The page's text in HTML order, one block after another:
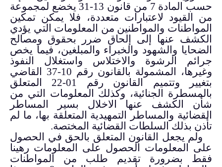
حسب المادة 7 من قانون 13-31 يخضع لمجموعة
من القيود لاعتبارات متعددة، فلا يمكن تمكين
المواطنات والمواطنين من المعلومات التي يؤدي
الكشف عنها إلى إلحاق ضرر بحقوق ومصالح
الضحايا والشهود والخبراء والمبلغين، فيما يخص
جرائم الرشوة والاختلاس واستغلال النفوذ
وغيرها، المشمولة بالقانون رقم 10-37 القاضي
بتغيير وتتميم القانون رقم 01-22 المتعلق
بالمسطرة الجنائية، وكذلك المعلومات التي من
شأن الكشف عنها الاخلال بسير المساطر
القضائية والمساطر التمهيدية المتعلقة بها، ما لم
تأذن بذلك السلطات القضائية المختصة.
ولم يجعل القانون المتعلق بالحق في الحصول
على المعلومات الحصول على المعلومات رهينا
فقط بضرورة تقديم طلب من المواطنات